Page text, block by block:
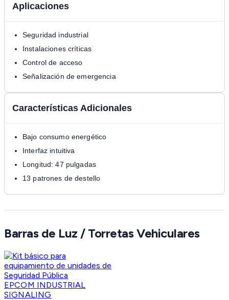
Aplicaciones
Seguridad industrial
Instalaciones críticas
Control de acceso
Señalización de emergencia
Características Adicionales
Bajo consumo energético
Interfaz intuitiva
Longitud: 47 pulgadas
13 patrones de destello
Barras de Luz / Torretas Vehiculares
EPCOM INDUSTRIAL
SIGNALING